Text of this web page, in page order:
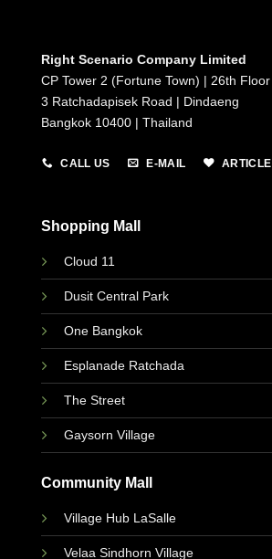
Right Scenario Company Limited
CP Tower 2 (Fortune Town) | 26th Floor
3 Ratchadapisek Road | Dindaeng
Bangkok 10400 | Thailand
CALL US E-MAIL ARTICLE
Shopping Mall
Cloud 11
Dusit Central Park
One Bangkok
Esplanade Ratchada
The Street
Gaysorn Village
Community Mall
Village Hub LaSalle
Velaa Sindhorn Village